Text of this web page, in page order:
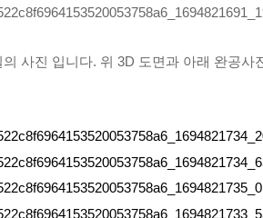
사진 입니다. 위 3D 도면과 아래 완공사